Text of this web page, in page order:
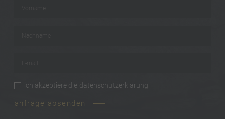
privacy
ich akzeptiere die datenschutzerklärung
anfrage absenden